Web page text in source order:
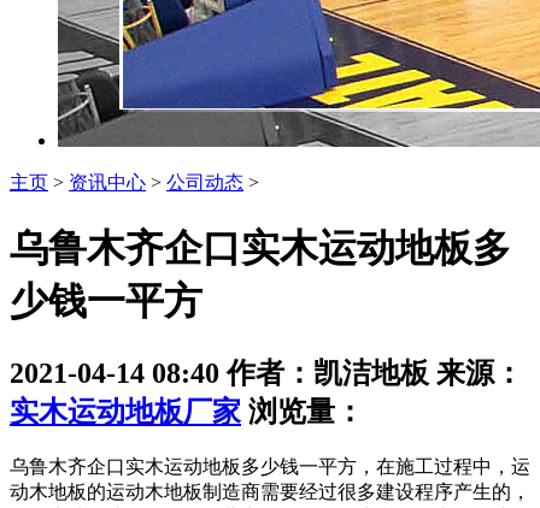
主页 > 资讯中心 > 公司动态 >
乌鲁木齐企口实木运动地板多
少钱一平方
2021-04-14 08:40 作者：凯洁地板 来源：
实木运动地板厂家浏览量：
乌鲁木齐企口实木运动地板多少钱一平方，在施工过程中，运
动木地板的运动木地板制造商需要经过很多建设程序产生的，